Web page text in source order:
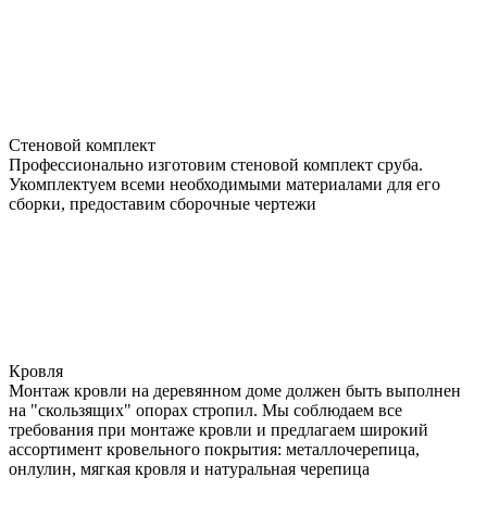
Стеновой комплект
Профессионально изготовим стеновой комплект сруба.
Укомплектуем всеми необходимыми материалами для его
сборки, предоставим сборочные чертежи
Кровля
Монтаж кровли на деревянном доме должен быть выполнен
на "скользящих" опорах стропил. Мы соблюдаем все
требования при монтаже кровли и предлагаем широкий
ассортимент кровельного покрытия: металлочерепица,
онлулин, мягкая кровля и натуральная черепица